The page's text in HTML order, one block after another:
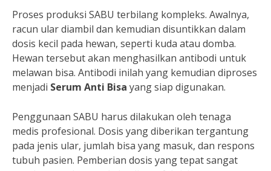
Proses produksi SABU terbilang kompleks. Awalnya,
racun ular diambil dan kemudian disuntikkan dalam
dosis kecil pada hewan, seperti kuda atau domba.
Hewan tersebut akan menghasilkan antibodi untuk
melawan bisa. Antibodi inilah yang kemudian diproses
menjadi Serum Anti Bisa yang siap digunakan.
Penggunaan SABU harus dilakukan oleh tenaga
medis profesional. Dosis yang diberikan tergantung
pada jenis ular, jumlah bisa yang masuk, dan respons
tubuh pasien. Pemberian dosis yang tepat sangat